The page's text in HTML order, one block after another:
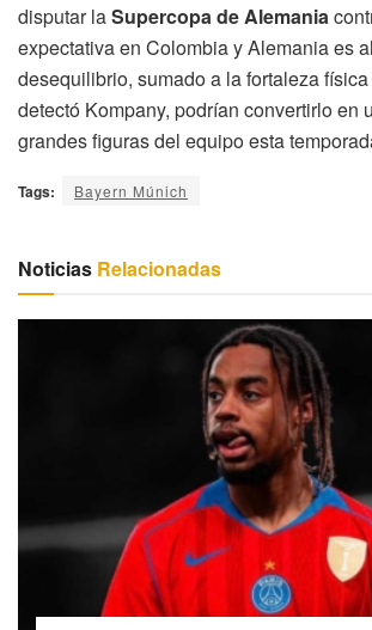
disputar laSupercopa de Alemania
expectativa en Colombia y Alemania es
desequilibrio, sumado a la fortaleza
detectó Kompany, podrían convertirlo en
grandes figuras del equipo esta
Tags: Bayern Múnich
Noticias Relacionadas